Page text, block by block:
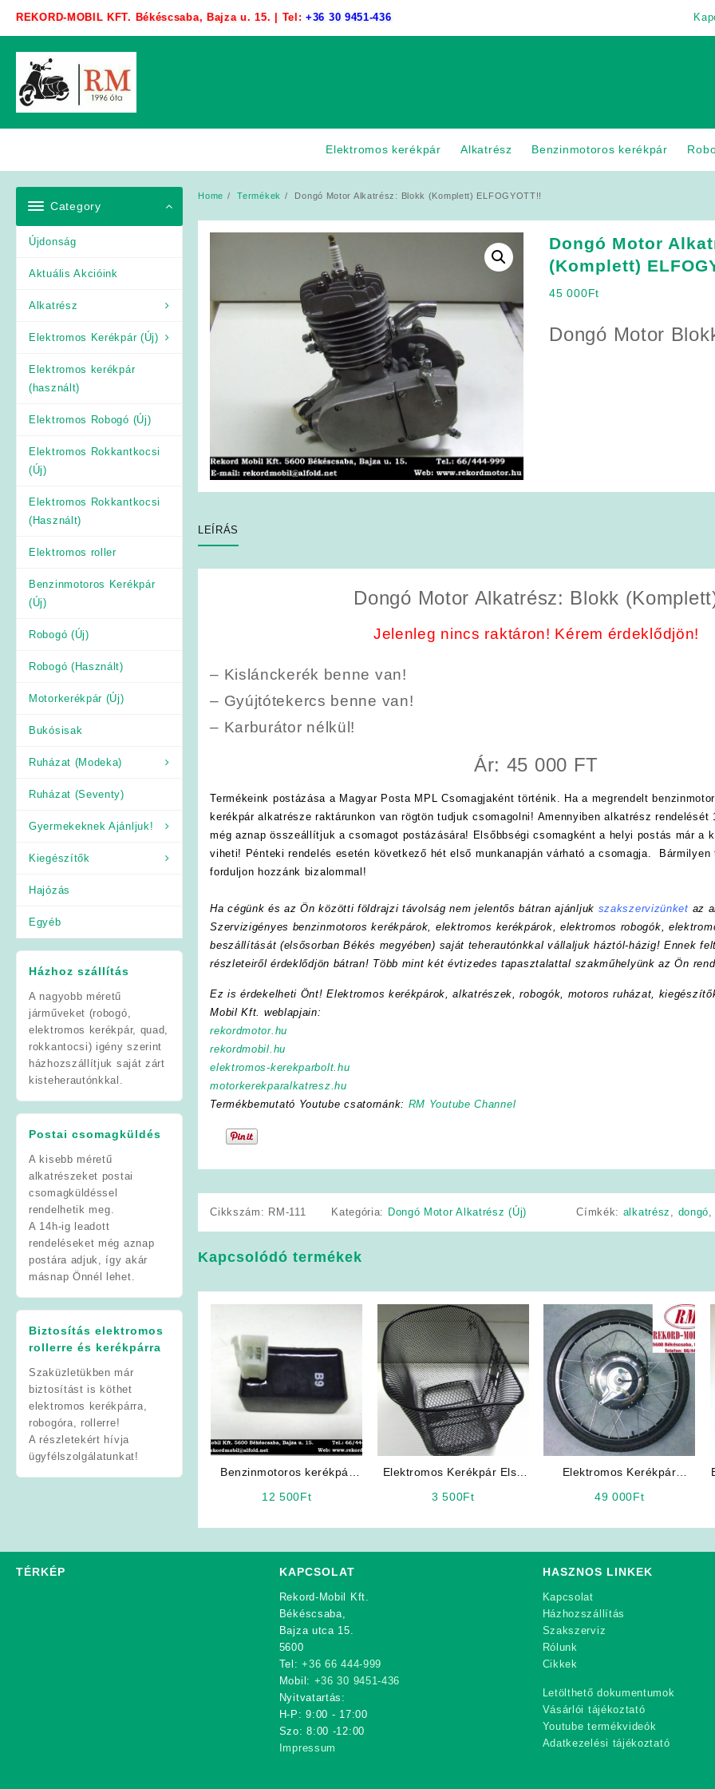
REKORD-MOBIL KFT. Békéscsaba, Bajza u. 15. | Tel:+36 30 9451-436
Elektromos kerékpár Alkatrész Benzinmotoros kerékpár
Category
Újdonság
Aktuális Akcióink
Alkatrész
Elektromos Kerékpár (Új)
Elektromos kerékpár
(használt)
Elektromos Robogó (Új)
Elektromos Rokkantkocsi
(Új)
Elektromos Rokkantkocsi
(Használt)
Elektromos roller
Benzinmotoros Kerékpár
(Új)
Robogó (Új)
Robogó (Használt)
Motorkerékpár (Új)
Bukósisak
Ruházat (Modeka)
Ruházat (Seventy)
Gyermekeknek Ajánljuk!
Kiegészítők
Hajózás
Egyéb
Házhoz szállítás
A nagyobb méretű
járműveket (robogó,
elektromos kerékpár, quad,
rokkantocsi) igény szerint
házhozszállítjuk saját zárt
kisteherautónkkal.
Postai csomagküldés
A kisebb méretű
alkatrészeket postai
csomagküldéssel
rendelhetik meg.
A 14h-ig leadott
rendeléseket még aznap
postára adjuk, így akár
másnap Önnél lehet.
Biztosítás elektromos
rollerre és kerékpárra
Szaküzletükben már
biztosítást is köthet
elektromos kerékpárra,
robogóra, rollerre!
A részletekért hívja
ügyfélszolgálatunkat!
Home Termékek Dongó Motor Alkatrész: Blokk (Komplett) ELFOGYOTT!!
Dongó Motor
(Komplett)
45 000Ft
Dongó Motor
LEÍRÁS
Dongó Motor Alkatrész: Blokk
Jelenleg nincs raktáron! Kérem érdeklődjön!
– Kislánckerék benne van!
– Gyújtótekercs benne van!
– Karburátor nélkül!
Ár: 45 000 FT
Termékeink postázása a Magyar Posta MPL Csomagjaként történik. Ha a megrendelt
kerékpár alkatrésze raktárunkon van rögtön tudjuk csomagolni! Amennyiben alkatrész rendelését
még aznap összeállítjuk a csomagot postázására! Elsőbbségi csomagként a helyi postás már a
viheti! Pénteki rendelés esetén következő hét első munkanapján várható a csomagja. Bármilyen
forduljon hozzánk bizalommal!
Ha cégünk és az Ön közötti földrajzi távolság nem jelentős bátran ajánljuk szakszervizünket az
Szervizigényes benzinmotoros kerékpárok, elektromos kerékpárok, elektromos robogók,
beszállítását (elsősorban Békés megyében) saját teherautónkkal vállaljuk háztól-házig! Ennek
részleteiről érdeklődjön bátran! Több mint két évtizedes tapasztalattal szakműhelyünk az Ön
Ez is érdekelheti Önt! Elektromos kerékpárok, alkatrészek, robogók, motoros ruházat,
Mobil Kft. weblapjain:
rekordmotor.hu
rekordmobil.hu
elektromos-kerekparbolt.hu
motorkerekparalkatresz.hu
Termékbemutató Youtube csatornánk: RM Youtube Channel
Cikkszám: RM-111 Kategória: Dongó Motor Alkatrész (Új) Címkék: alkatrész dongó
Kapcsolódó termékek
Benzinmotoros kerékpár
12 500Ft
Elektromos Kerékpár Első
3 500Ft
Elektromos Kerékpár
49 000Ft
TÉRKÉP KAPCSOLAT
Rekord-Mobil Kft.
Békéscsaba,
Bajza utca 15.
5600
Tel:+36 66 444-999
Mobil: +36 30 9451-436
Nyitvatartás:
H-P: 9:00 - 17:00
Szo: 8:00 -12:00
Impressum
HASZNOS LINKEK
Kapcsolat
Házhozszállítás
Szakszerviz
Rólunk
Cikkek
Letölthető dokumentumok
Vásárlói tájékoztató
Youtube termékvideók
Adatkezelési tájékoztató